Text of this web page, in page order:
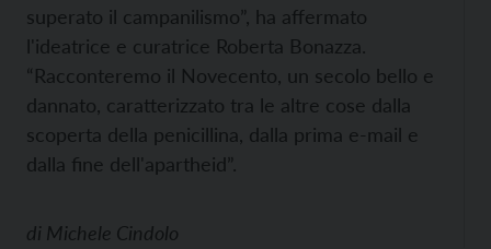
superato il campanilismo”, ha affermato
l'ideatrice e curatrice Roberta Bonazza.
“Racconteremo il Novecento, un secolo bello e
dannato, caratterizzato tra le altre cose dalla
scoperta della penicillina, dalla prima e-mail e
dalla fine dell'apartheid”.
di Michele Cindolo